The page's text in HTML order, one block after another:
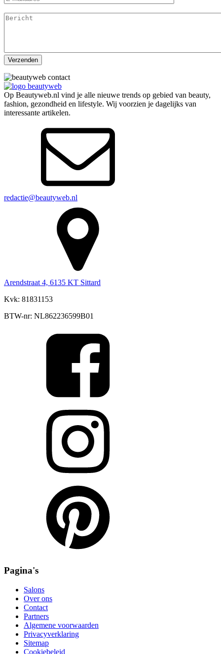
Op Beautyweb.nl vind je alle nieuwe trends op gebied van beauty,
fashion, gezondheid en lifestyle. Wij voorzien je dagelijks van
interessante artikelen.
redactie@beautyweb.nl
Arendstraat 4, 6135 KT Sittard
Kvk: 81831153
BTW-nr: NL862236599B01
Pagina's
Salons
Over ons
Contact
Partners
Algemene voorwaarden
Privacyverklaring
Sitemap
Cookiebeleid